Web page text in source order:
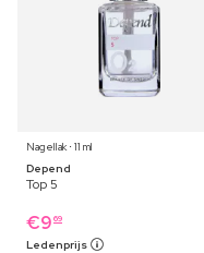
Nagellak ⋅ 11 ml
Depend
Top 5
€9 69
Ledenprijs